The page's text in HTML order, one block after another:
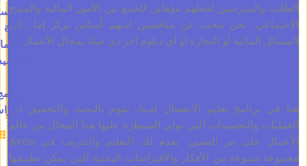
لجعلهم مؤهلين للجمع بين الأمور المالية والمنهج
نحن نبحث عن منافسين لديهم أساس يركز إما على
المالية أو التجارة أو أي دبلوم آخر ذي صلة بمجال الأعمال.
تعليم الانفصال لدينا، نقوم بالبحث والتحقيق في
والتحسينات التي تولى السيطرة عليها هذا المجال من عالم
الأعمال على مر السنين. يقدم لك التعليم والتدريب في Avrio
من الأفكار والافتراضات البحثية التي يمكن تطبيقها
ماجستير
إدارة
الأعمال
الدراسة
الاعتمادات:
60
المدة